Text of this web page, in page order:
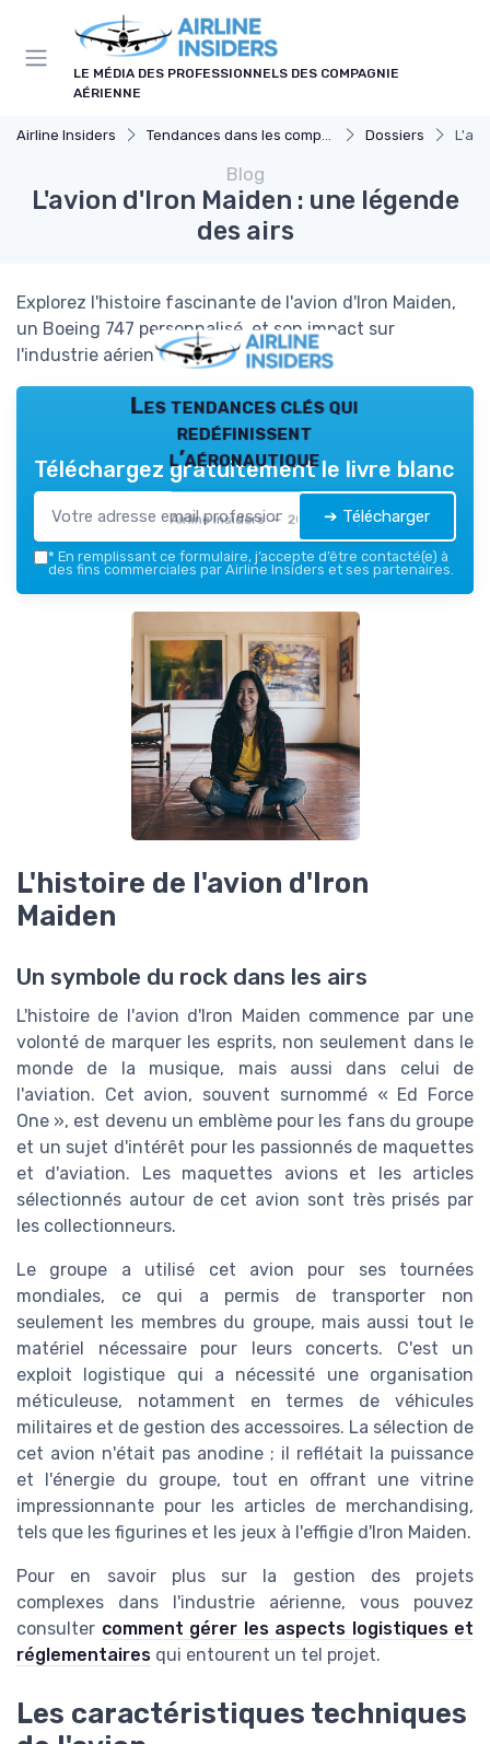
LE MÉDIA DES PROFESSIONNELS DES COMPAGNIE
AÉRIENNE
Airline Insiders Tendances dans les compagnies aériennes Dossiers
Blog
L'avion d'Iron Maiden : une légende
des airs
Explorez l'histoire fascinante de l'avion d'Iron Maiden,
un Boeing 747 personnalisé, et son impact sur
l'industrie aérienne.
Les tendances clés qui
redéfinissent
l’aéronautique
Airline Insiders — 2026
Téléchargez gratuitement le livre blanc
➔ Télécharger
* En remplissant ce formulaire, j’accepte d’être contacté(e) à
des fins commerciales par Airline Insiders et ses partenaires.
L'histoire de l'avion d'Iron
Maiden
Un symbole du rock dans les airs
L'histoire de l'avion d'Iron Maiden commence par une
volonté de marquer les esprits, non seulement dans le
monde de la musique, mais aussi dans celui de
l'aviation. Cet avion, souvent surnommé « Ed Force
One », est devenu un emblème pour les fans du groupe
et un sujet d'intérêt pour les passionnés de maquettes
et d'aviation. Les maquettes avions et les articles
sélectionnés autour de cet avion sont très prisés par
les collectionneurs.
Le groupe a utilisé cet avion pour ses tournées
mondiales, ce qui a permis de transporter non
seulement les membres du groupe, mais aussi tout le
matériel nécessaire pour leurs concerts. C'est un
exploit logistique qui a nécessité une organisation
méticuleuse, notamment en termes de véhicules
militaires et de gestion des accessoires. La sélection de
cet avion n'était pas anodine ; il reflétait la puissance
et l'énergie du groupe, tout en offrant une vitrine
impressionnante pour les articles de merchandising,
tels que les figurines et les jeux à l'effigie d'Iron Maiden.
Pour en savoir plus sur la gestion des projets
complexes dans l'industrie aérienne, vous pouvez
consulter comment gérer les aspects logistiques et
réglementaires qui entourent un tel projet.
Les caractéristiques techniques
Panneau de gestion des cookies